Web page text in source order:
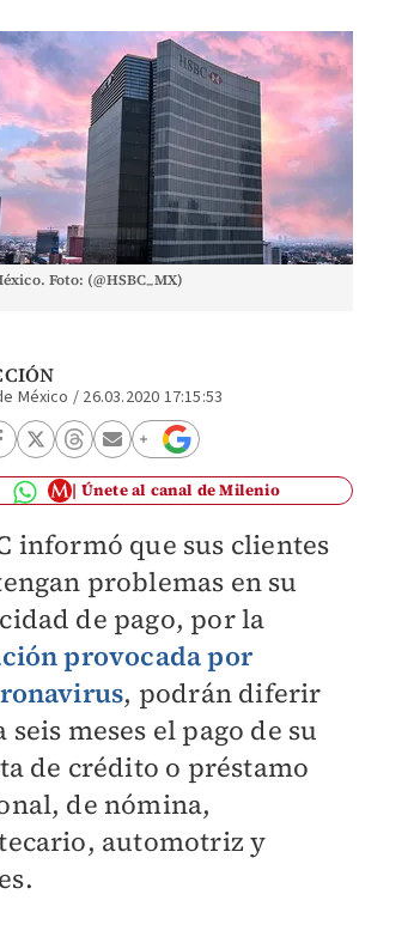
Foto: (@HSBC_MX)
México / 26.03.2020 17:15:53
Únete al canal de Milenio
informó que sus clientes
problemas en su
de pago, por la
provocada por
, podrán diferir
seis meses el pago de su
de crédito o préstamo
de nómina,
automotriz y